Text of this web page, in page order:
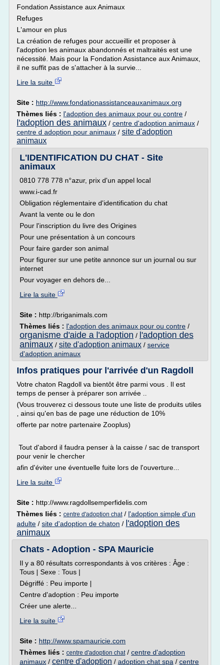
Fondation Assistance aux Animaux
Refuges
L'amour en plus
La création de refuges pour accueillir et proposer à
l'adoption les animaux abandonnés et maltraités est une
nécessité. Mais pour la Fondation Assistance aux Animaux,
il ne suffit pas de s'attacher à la survie...
Lire la suite
Site : http://www.fondationassistanceauxanimaux.org
Thèmes liés : l'adoption des animaux pour ou contre /
l'adoption des animaux / centre d'adoption animaux /
centre d adoption pour animaux / site d'adoption
animaux
L'IDENTIFICATION DU CHAT - Site
animaux
0810 778 778 n°azur, prix d'un appel local
www.i-cad.fr
Obligation réglementaire d'identification du chat
Avant la vente ou le don
Pour l'inscription du livre des Origines
Pour une présentation à un concours
Pour faire garder son animal
Pour figurer sur une petite annonce sur un journal ou sur
internet
Pour voyager en dehors de...
Lire la suite
Site : http://briganimals.com
Thèmes liés : l'adoption des animaux pour ou contre /
organisme d'aide a l'adoption / l'adoption des
animaux / site d'adoption animaux / service
d'adoption animaux
Infos pratiques pour l'arrivée d'un Ragdoll
Votre chaton Ragdoll va bientôt être parmi vous . Il est
temps de penser à préparer son arrivée ..
(Vous trouverez ci dessous toute une liste de produits utiles
, ainsi qu'en bas de page une réduction de 10%
offerte par notre partenaire Zooplus)
Tout d'abord il faudra penser à la caisse / sac de transport
pour venir le chercher
afin d'éviter une éventuelle fuite lors de l'ouverture...
Lire la suite
Site : http://www.ragdollsemperfidelis.com
Thèmes liés : centre d'adoption chat/ l'adoption simple d'un
adulte / site d'adoption de chaton / l'adoption des
animaux
Chats - Adoption - SPA Mauricie
Il y a 80 résultats correspondants à vos critères : Âge :
Tous | Sexe : Tous |
Dégriffé : Peu importe |
Centre d'adoption : Peu importe
Créer une alerte...
Lire la suite
Site : http://www.spamauricie.com
Thèmes liés : centre d'adoption chat/ centre d'adoption
animaux / centre d'adoption / adoption chat spa / centre